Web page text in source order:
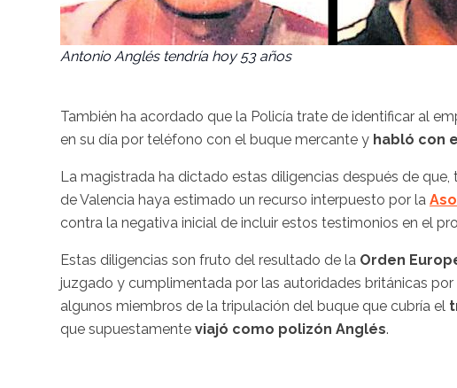
Antonio Anglés tendría hoy 53 años
También ha acordado que la Policía trate de identificar al
en su día por teléfono con el buque mercante y habló con
La magistrada ha dictado estas diligencias después de
de Valencia haya estimado un recurso interpuesto por la
contra la negativa inicial de incluir estos testimonios en el
Estas diligencias son fruto del resultado de la Orden
juzgado y cumplimentada por las autoridades británicas
algunos miembros de la tripulación del buque que cubría el
que supuestamente viajó como polizón Anglés.